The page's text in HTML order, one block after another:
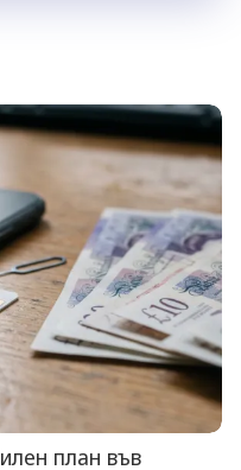
план във